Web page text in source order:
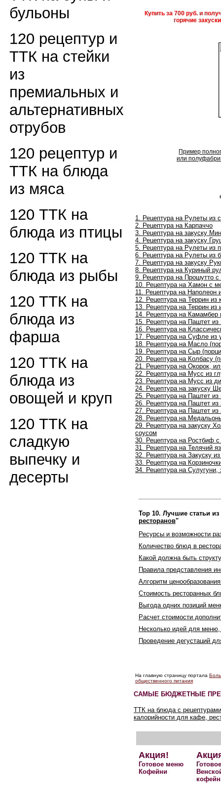
бульоны
120 рецептур и
ТТК на стейки
из
премиальных и
альтернативных
отрубов
120 рецептур и
ТТК на блюда
из мяса
120 ТТК на
блюда из птицы
120 ТТК на
блюда из рыбы
120 ТТК на
блюда из
фарша
120 ТТК на
блюда из
овощей и круп
120 ТТК на
сладкую
выпечку и
десерты
Купить за 700 руб. и
горячие
Пример
или
1. Рецептура на Рулеты из
2. Рецептура на Карпаччо
3. Рецептура на закуску
4. Рецептура на закуску
5. Рецептура на Рулеты из
6. Рецептура на Рулеты из
7. Рецептура на закуску
8. Рецептура на Куриный
9. Рецептура на Прошутто
10. Рецептура на Хамон с
11. Рецептура на Наполеон
12. Рецептура на Террин из
13. Рецептура на Террин
14. Рецептура на
15. Рецептура на Паштет из
16. Рецептура на
17. Рецептура на Суфле из
18. Рецептура на Масло
19. Рецептура на Сыр
20. Рецептура на Колбасу
21. Рецептура на Окорок,
22. Рецептура на Мусс из
23. Рецептура на Мусс из
24. Рецептура на закуску
25. Рецептура на Паштет из
26. Рецептура на Паштет из
27. Рецептура на Паштет из
28. Рецептура на
29. Рецептура на закуску
соусом
30. Рецептура на Ростбиф
31. Рецептура на Телячий
32. Рецептура на Закуску
33. Рецептура на
34. Рецептура на Сулугуни,
Top 10. Лучшие статьи из
ресторанов"
Ресурсы и возможности
Количество блюд в
Какой должна быть
Правила представления
Алгоритм
Стоимость ресторанных
Выгода одних позиций
Расчет стоимости
Несколько идей для
Проведение дегустаций
На главную страницу портала
общественного питания
САМЫЕ БЮДЖЕТНЫЕ
ТТК на блюда с
калорийности для кафе,
Акция!
Готовое меню
Кофейни